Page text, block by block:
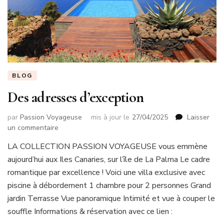
BLOG
Des adresses d’exception
par Passion Voyageuse mis à jour le 27/04/2025
Laisser
un commentaire
adresses
d’exception
LA COLLECTION PASSION VOYAGEUSE vous emmène
aujourd’hui aux Iles Canaries, sur l’île de La Palma Le cadre
romantique par excellence ! Voici une villa exclusive avec
piscine à débordement 1 chambre pour 2 personnes Grand
jardin Terrasse Vue panoramique Intimité et vue à couper le
souffle Informations & réservation avec ce lien :